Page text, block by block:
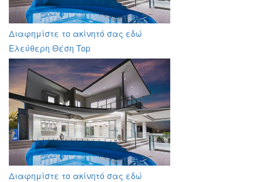
Διαφημίστε το ακίνητό σας εδώ
Ελεύθερη Θέση Top
Διαφημίστε το ακίνητό σας εδώ